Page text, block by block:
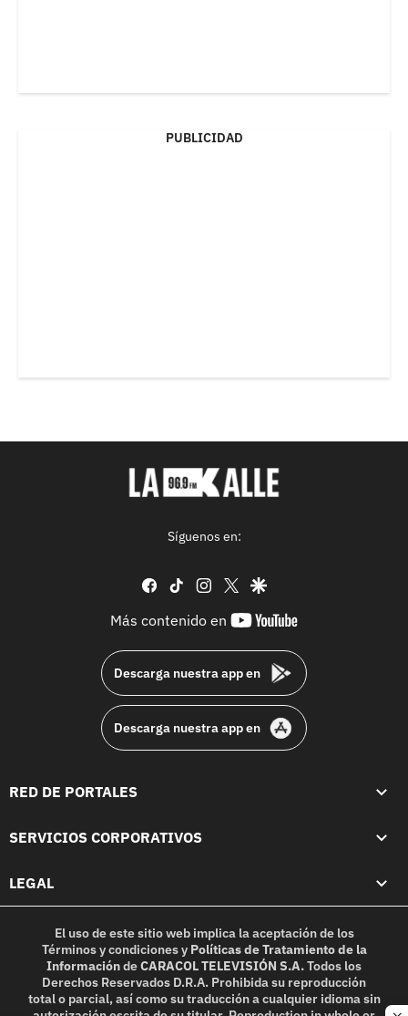
PUBLICIDAD
Síguenos en:
facebook
tiktok instagram
twittergoogle
Más contenido en
youtube-
Descarga nuestra app en
Descarga nuestra app en
RED DE PORTALES
SERVICIOS CORPORATIVOS
LEGAL
El uso de este sitio web implica la aceptación de los
Términos y condicionesy Políticas de Tratamiento de la
InformacióndeCARACOL TELEVISIÓN S.A.Todos los
Derechos Reservados D.R.A. Prohibida su reproducción
total o parcial, así como su traducción a cualquier idioma sin